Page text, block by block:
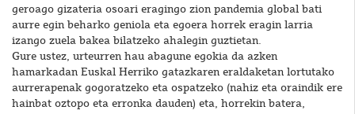
geroago gizateria osoari eragingo zion pandemia global bati
aurre egin beharko geniola eta egoera horrek eragin larria
izango zuela bakea bilatzeko ahalegin guztietan.
Gure ustez, urteurren hau abagune egokia da azken
hamarkadan Euskal Herriko gatazkaren eraldaketan lortutako
aurrerapenak gogoratzeko eta ospatzeko (nahiz eta oraindik ere
hainbat oztopo eta erronka dauden) eta, horrekin batera,